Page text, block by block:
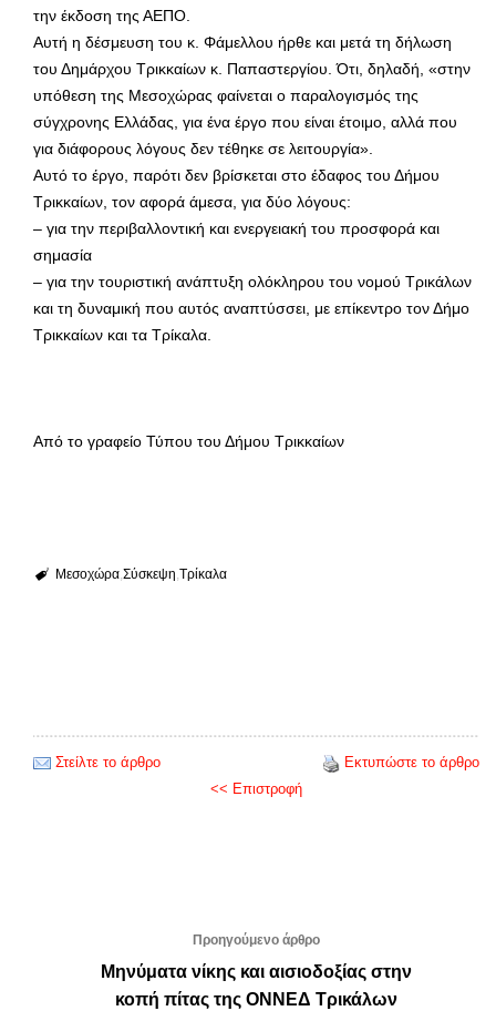
την έκδοση της ΑΕΠΟ.
Αυτή η δέσμευση του κ. Φάμελλου ήρθε και μετά τη δήλωση
του Δημάρχου Τρικκαίων κ. Παπαστεργίου. Ότι, δηλαδή, «στην
υπόθεση της Μεσοχώρας φαίνεται ο παραλογισμός της
σύγχρονης Ελλάδας, για ένα έργο που είναι έτοιμο, αλλά που
για διάφορους λόγους δεν τέθηκε σε λειτουργία».
Αυτό το έργο, παρότι δεν βρίσκεται στο έδαφος του Δήμου
Τρικκαίων, τον αφορά άμεσα, για δύο λόγους:
– για την περιβαλλοντική και ενεργειακή του προσφορά και
σημασία
– για την τουριστική ανάπτυξη ολόκληρου του νομού Τρικάλων
και τη δυναμική που αυτός αναπτύσσει, με επίκεντρο τον Δήμο
Τρικκαίων και τα Τρίκαλα.
Από το γραφείο Τύπου του Δήμου Τρικκαίων
Μεσοχώρα Σύσκεψη Τρίκαλα
Στείλτε το άρθρο
Εκτυπώστε το άρθρο
<< Επιστροφή
Προηγούμενο άρθρο
Μηνύματα νίκης και αισιοδοξίας στην
κοπή πίτας της ΟΝΝΕΔ Τρικάλων